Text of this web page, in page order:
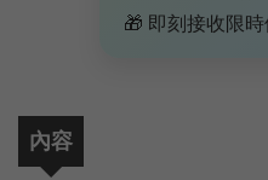
🎁 即刻接收限
內容